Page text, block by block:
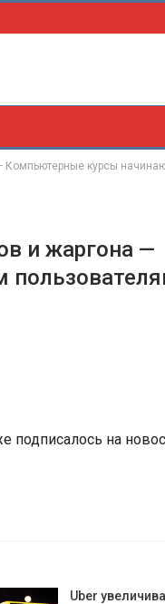
Компьютерные курсы
и жаргона —
подписалось на
Uber